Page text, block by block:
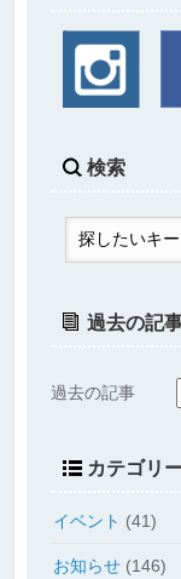
検索
過去の記
過去の記事
カテゴリ
イベント (41)
お知らせ (146)